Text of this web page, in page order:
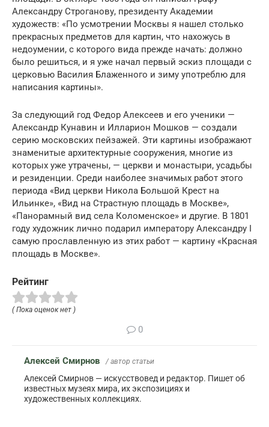
Александру Строганову, президенту Академии
художеств: «По усмотрении Москвы я нашел столько
прекрасных предметов для картин, что нахожусь в
недоумении, с которого вида прежде начать: должно
было решиться, и я уже начал первый эскиз площади с
церковью Василия Блаженного и зиму употреблю для
написания картины».
За следующий год Федор Алексеев и его ученики —
Александр Кунавин и Илларион Мошков — создали
серию московских пейзажей. Эти картины изображают
знаменитые архитектурные сооружения, многие из
которых уже утрачены, — церкви и монастыри, усадьбы
и резиденции. Среди наиболее значимых работ этого
периода «Вид церкви Никола Большой Крест на
Ильинке», «Вид на Страстную площадь в Москве»,
«Панорамный вид села Коломенское» и другие. В 1801
году художник лично подарил императору Александру I
самую прославленную из этих работ — картину «Красная
площадь в Москве».
Рейтинг
( Пока оценок нет )
0
Алексей Смирнов / автор статьи
Алексей Смирнов — искусствовед и редактор. Пишет об
известных музеях мира, их экспозициях и
художественных коллекциях.